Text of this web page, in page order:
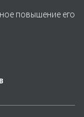
повышение его